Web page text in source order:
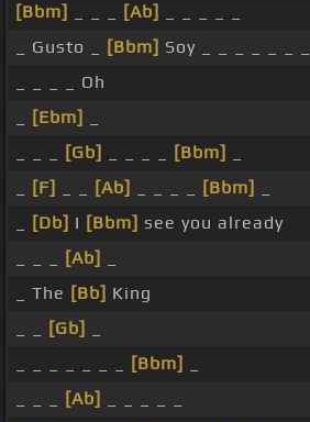
[Bbm]
[Ab]
_ Gusto _
[Bbm] Soy _ _ _ _ _ _
_ _ _ _ Oh
[Ebm]
[Gb] [Bbm]
[F] [Ab] [Bbm]
[Db] I [Bbm] see you already
[Ab]
_ The [Bb] King
[Gb]
[Bbm]
[Ab]